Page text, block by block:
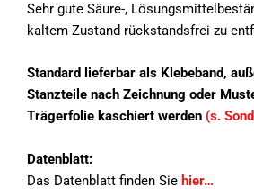
Sehr gute Säure-,
kaltem Zustand rückstandsfrei zu
Standard lieferbar als Klebeband,
Stanzteile nach Zeichnung oder
Trägerfolie kaschiert werden (s.
Datenblatt:
Das Datenblatt finden Sie hier…